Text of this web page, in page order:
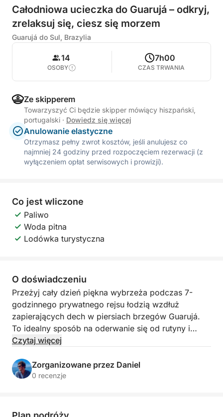
Całodniowa ucieczka do Guarujá – odkryj,
zrelaksuj się, ciesz się morzem
Guarujá do Sul, Brazylia
14
OSOBY
7h00
CZAS TRWANIA
Ze skipperem
Towarzyszyć Ci będzie skipper mówiący hiszpański,
portugalski · Dowiedz się więcej
Anulowanie elastyczne
Otrzymasz pełny zwrot kosztów, jeśli anulujesz co
najmniej 24 godziny przed rozpoczęciem rezerwacji (z
wyłączeniem opłat serwisowych i prowizji).
Co jest wliczone
Paliwo
Woda pitna
Lodówka turystyczna
O doświadczeniu
Przeżyj cały dzień piękna wybrzeża podczas 7-
godzinnego prywatnego rejsu łodzią wzdłuż
zapierających dech w piersiach brzegów Guarujá.
To idealny sposób na oderwanie się od rutyny i
ponowne połączenie z naturą, podczas gdy
i spokojnym rytmem oceanu.
pływasz w naturalnych basenach lub po prostu
Czytaj więcej
Zorganizowane przez Daniel
0 recenzje